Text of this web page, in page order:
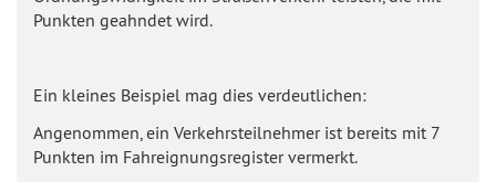
Punkten geahndet wird.
Ein kleines Beispiel mag dies verdeutlichen:
Angenommen, ein Verkehrsteilnehmer ist bereits mit 7
Punkten im Fahreignungsregister vermerkt.